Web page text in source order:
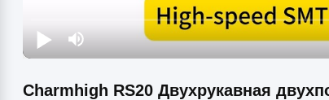
Charmhigh RS20 Двухрукавная